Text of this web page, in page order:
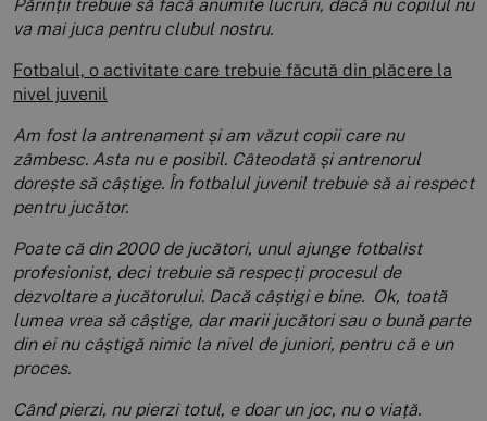
Părinții trebuie să facă anumite lucruri, dacă nu copilul nu
va mai juca pentru clubul nostru.
Fotbalul, o activitate care trebuie făcută din plăcere la
nivel juvenil
Am fost la antrenament și am văzut copii care nu
zâmbesc. Asta nu e posibil. Câteodată și antrenorul
dorește să câștige. În fotbalul juvenil trebuie să ai respect
pentru jucător.
Poate că din 2000 de jucători, unul ajunge fotbalist
profesionist, deci trebuie să respecți procesul de
dezvoltare a jucătorului. Dacă câștigi e bine. Ok, toată
lumea vrea să câștige, dar marii jucători sau o bună parte
din ei nu câștigă nimic la nivel de juniori, pentru că e un
proces.
Când pierzi, nu pierzi totul, e doar un joc, nu o viață.